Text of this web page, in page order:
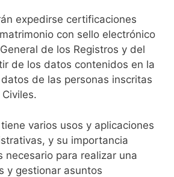
expedirse certificaciones
con sello electrónico
de los Registros y del
de los datos contenidos en la
de las personas inscritas
varios usos y aplicaciones
y su importancia
necesario para realizar una
y gestionar asuntos